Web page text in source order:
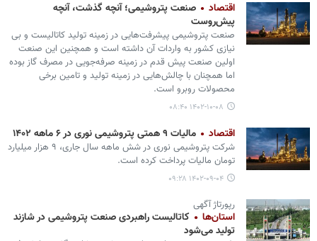
اقتصاد
صنعت پتروشیمی؛ آنچه گذشت، آنچه
پیش‌روست
صنعت پتروشیمی پیشرفت‌هایی در زمینه تولید کاتالیست و بی
نیازی کشور به واردات آن داشته است و همچنین این صنعت
اولین صنعت پیش قدم در زمینه صرفه‌جویی در مصرف گاز بوده
اما همچنان با چالش‌هایی در زمینه تولید و تامین برخی
محصولات روبرو است.
۱۴۰۲-۱۰-۰۸ ۰۸:۴۰
اقتصاد مالیات ۹ همتی پتروشیمی نوری در ۶ ماهه ۱۴۰۲
شرکت پتروشیمی نوری در شش ماهه سال جاری، ۹ هزار میلیارد
تومان مالیات پرداخت کرده است.
۱۴۰۲-۰۹-۰۴ ۰۹:۲۸
رپورتاژ آگهی
استان‌ها
کاتالیست‌ راهبردی صنعت پتروشیمی در شازند
تولید می‌شود